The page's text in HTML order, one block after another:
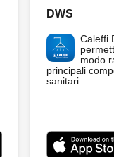
DWS
Caleffi
modo
principali
sanitari.